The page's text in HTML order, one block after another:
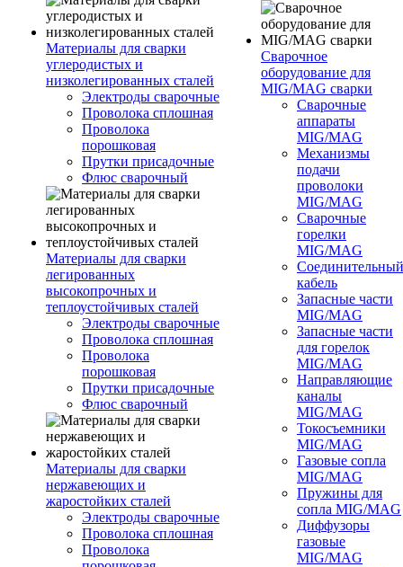
Материалы для сварки
углеродистых и
низколегированных сталей
Электроды сварочные
Проволока сплошная
Проволока
порошковая
Прутки присадочные
Флюс сварочный
Материалы для сварки
легированных
высокопрочных и
теплоустойчивых сталей
Электроды сварочные
Проволока сплошная
Проволока
порошковая
Прутки присадочные
Флюс сварочный
Материалы для сварки
нержавеющих и
жаростойких сталей
Электроды сварочные
Проволока сплошная
Проволока
Сварочное
оборудование для
MIG/MAG сварки
Сварочные
аппараты
MIG/MAG
Механизмы
подачи
проволоки
MIG/MAG
Сварочные
горелки
MIG/MAG
Соединительный
кабель
Запасные части
MIG/MAG
Запасные части
для горелок
MIG/MAG
Направляющие
каналы
MIG/MAG
Токосъемники
MIG/MAG
Газовые сопла
MIG/MAG
Пружины для
сопла MIG/MAG
Диффузоры
газовые
MIG/MAG